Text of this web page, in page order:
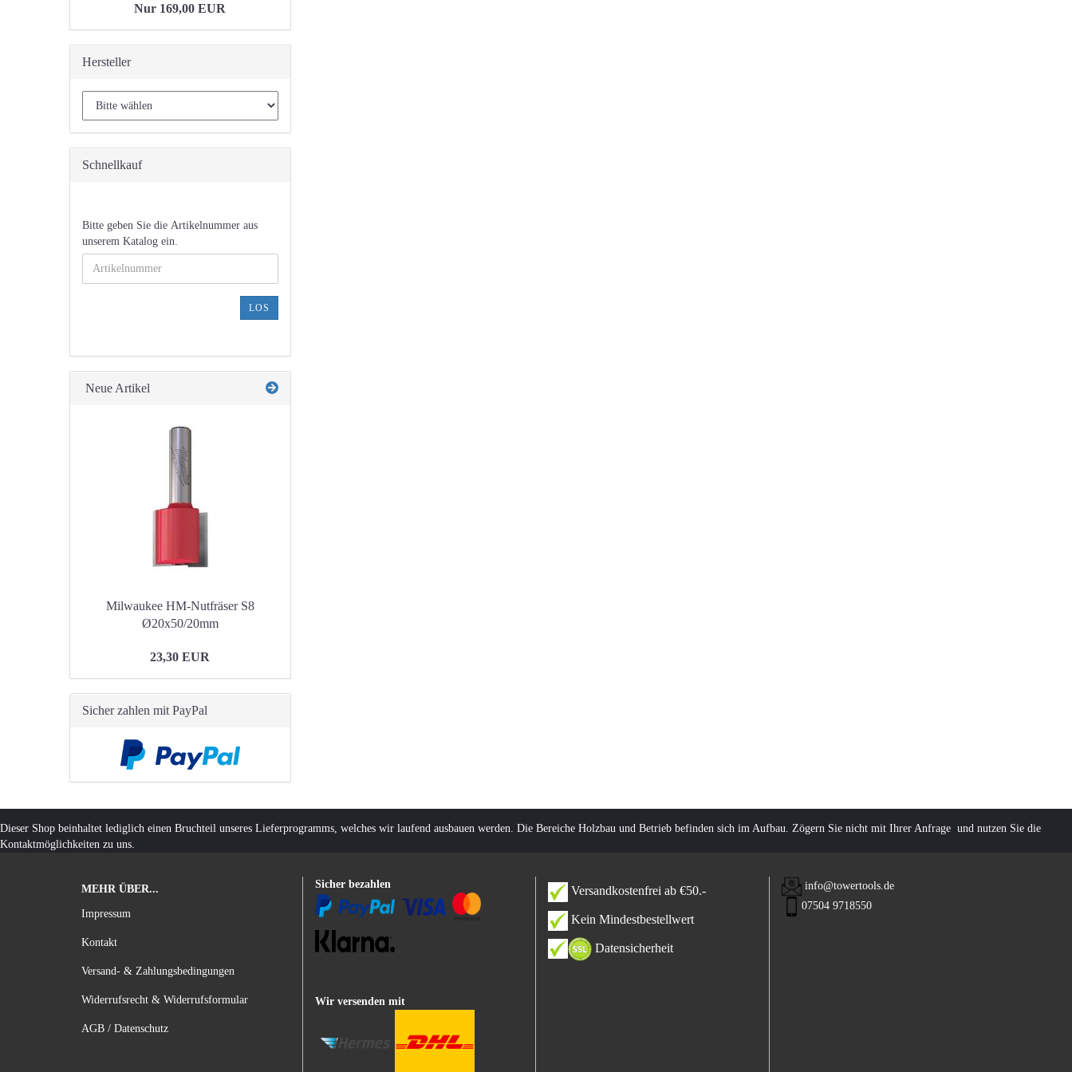
Nur 169,00 EUR
Hersteller
Schnellkauf
BITTE
GEBEN
SIE
DIE
ARTIKELNUMMER
Bitte geben Sie die Artikelnummer aus
unserem Katalog ein.
LOS
Neue Artikel
Milwaukee HM-Nutfräser S8
Ø20x50/20mm
23,30 EUR
Sicher zahlen mit PayPal
Dieser Shop beinhaltet lediglich einen Bruchteil unseres Lieferprogramms, welches wir laufend ausbauen werden. Die Bereiche Holzbau und Betrieb befinden sich im Aufbau. Zögern Sie nicht mit Ihrer Anfrage und nutzen Sie die
Kontaktmöglichkeiten zu uns.
MEHR ÜBER...
Impressum
Kontakt
Versand- & Zahlungsbedingungen
Widerrufsrecht & Widerrufsformular
AGB / Datenschutz
Sicher bezahlen
Wir versenden mit
Versandkostenfrei ab €50.-
Kein Mindestbestellwert
Datensicherheit
info@towertools.de
07504 9718550